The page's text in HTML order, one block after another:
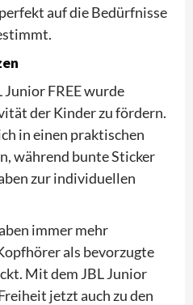
auf die Bedürfnisse
Junior FREE wurde
der Kinder zu fördern.
in einen praktischen
während bunte Sticker
zur individuellen
immer mehr
als bevorzugte
Mit dem JBL Junior
jetzt auch zu den